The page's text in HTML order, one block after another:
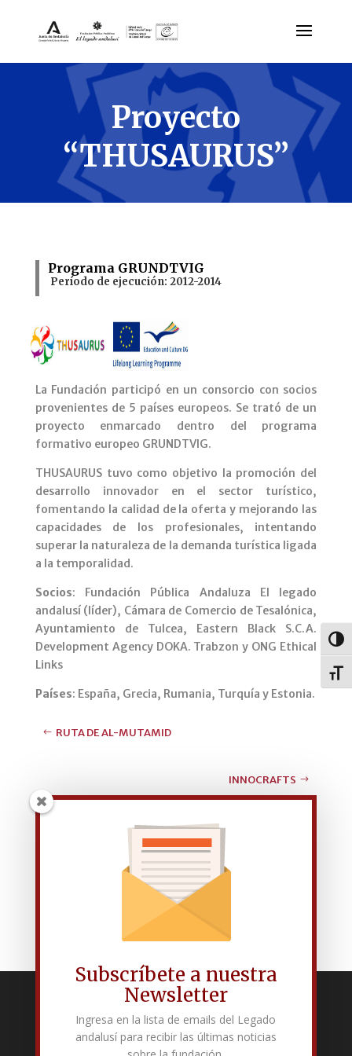
– Proyectos Europeos-
Proyecto
“THUSAURUS”
Programa GRUNDTVIG
Período de ejecución: 2012-2014
La Fundación participó en un consorcio con socios
provenientes de 5 países europeos. Se trató de un
proyecto enmarcado dentro del programa
formativo europeo GRUNDTVIG.
THUSAURUS tuvo como objetivo la promoción del
desarrollo innovador en el sector turístico,
fomentando la calidad de la oferta y mejorando las
capacidades de los profesionales, intentando
superar la naturaleza de la demanda turística ligada
a la temporalidad.
Socios: Fundación Pública Andaluza El legado
andalusí (líder), Cámara de Comercio de Tesalónica,
Ayuntamiento de Tulcea, Eastern Black S.C.A.
Development Agency DOKA. Trabzon y ONG Ethical
Links
Países: España, Grecia, Rumania, Turquía y Estonia.
RUTA DE AL-MUTAMID
INNOCRAFTS
RELACIÓN DE PROYECTOS EUROPEOS
Edificio Corral del Carbón. Calle Mariana Pineda s/n. E-18009 –
Subscríbete a nuestra
Newsletter
Ingresa en la lista de emails del Legado
andalusí para recibir las últimas noticias